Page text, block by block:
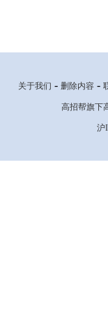
关于我们 -删除内容 -
高招帮旗下
沪